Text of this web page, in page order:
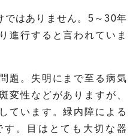
ではありません。5～30年
進行すると言われていま
題。失明にまで至る病気
変性などがありますが、
ています。緑内障による
。目はとても大切な器